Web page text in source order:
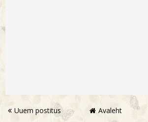
Uuem postitus
Avaleht